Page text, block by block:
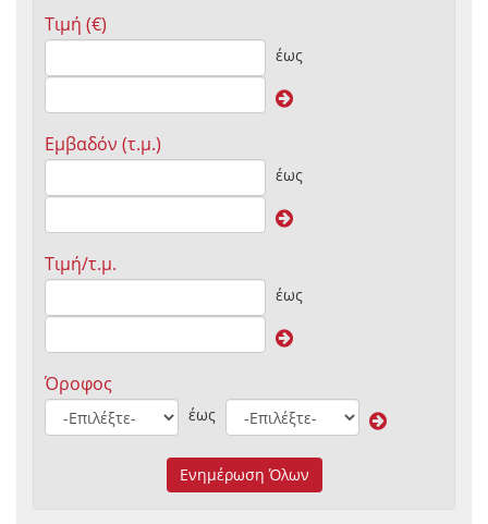
Τιμή (€)
έως
Εμβαδόν (τ.μ.)
έως
Τιμή/τ.μ.
έως
Όροφος
έως
Ενημέρωση Όλων